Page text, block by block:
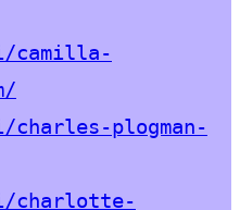
camilla-
plogman-
charlotte-